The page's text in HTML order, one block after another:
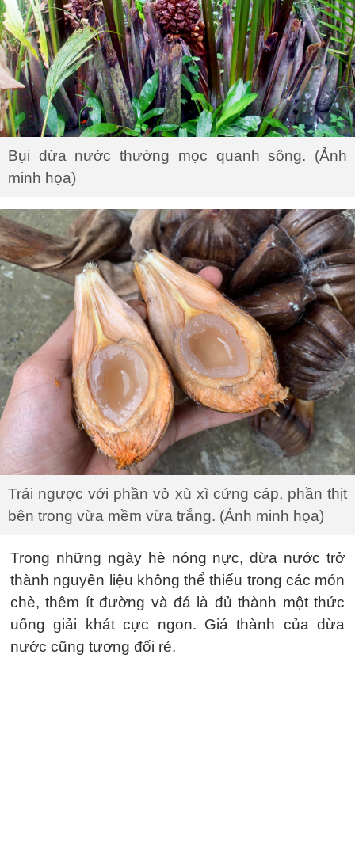
Bụi dừa nước thường mọc quanh sông. (Ảnh
minh họa)
Trái ngược với phần vỏ xù xì cứng cáp, phần thịt
bên trong vừa mềm vừa trắng. (Ảnh minh họa)
Trong những ngày hè nóng nực, dừa nước trở
thành nguyên liệu không thể thiếu trong các món
chè, thêm ít đường và đá là đủ thành một thức
uống giải khát cực ngon. Giá thành của dừa
nước cũng tương đối rẻ.